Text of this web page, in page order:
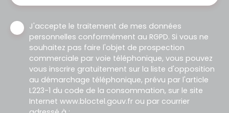
J'accepte le traitement de mes données
personnelles conformément au RGPD. Si vous ne
souhaitez pas faire l'objet de prospection
commerciale par voie téléphonique, vous pouvez
vous inscrire gratuitement sur la liste d'opposition
au démarchage téléphonique, prévu par l'article
L223-1 du code de la consommation, sur le site
Internet www.bloctel.gouv.fr ou par courrier